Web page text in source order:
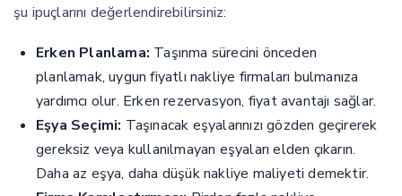
şu ipuçlarını değerlendirebilirsiniz:
Erken Planlama: Taşınma sürecini önceden
planlamak, uygun fiyatlı nakliye firmaları bulmanıza
yardımcı olur. Erken rezervasyon, fiyat avantajı sağlar.
Eşya Seçimi: Taşınacak eşyalarınızı gözden geçirerek
gereksiz veya kullanılmayan eşyaları elden çıkarın.
Daha az eşya, daha düşük nakliye maliyeti demektir.